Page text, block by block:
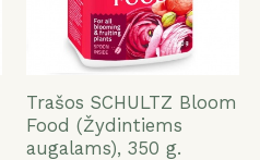
Trašos SCHULTZ Bloom
Food (Žydintiems
augalams), 350 g.